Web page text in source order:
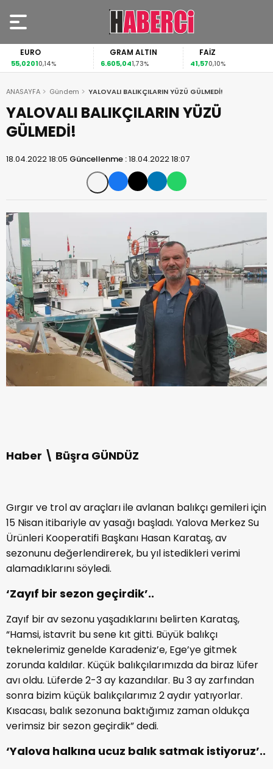
EURO
55,02010,14%
GRAM ALTIN
6.605,041,73%
FAİZ
41,570,10%
ANASAYFA Gündem YALOVALI BALIKÇILARIN YÜZÜ GÜLMEDİ!
YALOVALI BALIKÇILARIN YÜZÜ
GÜLMEDİ!
18.04.2022 18:05 Güncellenme :18.04.2022 18:07
Haber \ Büşra GÜNDÜZ
Gırgır ve trol av araçları ile avlanan balıkçı gemileri için
15 Nisan itibariyle av yasağı başladı. Yalova Merkez Su
Ürünleri Kooperatifi Başkanı Hasan Karataş, av
sezonunu değerlendirerek, bu yıl istedikleri verimi
alamadıklarını söyledi.
‘Zayıf bir sezon geçirdik’..
Zayıf bir av sezonu yaşadıklarını belirten Karataş,
“Hamsi, istavrit bu sene kıt gitti. Büyük balıkçı
teknelerimiz genelde Karadeniz’e, Ege’ye gitmek
zorunda kaldılar. Küçük balıkçılarımızda da biraz lüfer
avı oldu. Lüferde 2-3 ay kazandılar. Bu 3 ay zarfından
sonra bizim küçük balıkçılarımız 2 aydır yatıyorlar.
Kısacası, balık sezonuna baktığımız zaman oldukça
verimsiz bir sezon geçirdik” dedi.
‘Yalova halkına ucuz balık satmak istiyoruz’..